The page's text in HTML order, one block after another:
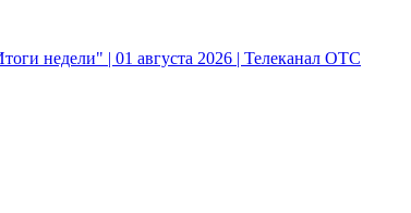
недели" | 01 августа 2026 | Телеканал ОТС